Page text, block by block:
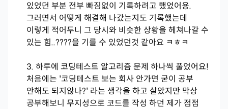
있었던 부분 전부 빠짐없이 기록하려고 했었어용.
그러면서 어떻게 해결해 나갔는지도 기록했는데
이렇게 적어두니 그 당시와 비슷한 상황을 헤쳐나갈 수
있는 힘..????을 기를 수 있었던것 같아요 ㅋㅎㅋ
3. 하루에 코딩테스트 알고리즘 문제 하나씩 풀었어요!
처음에는 '코딩테스트 보는 회사 안가면 굳이 공부
안해도 되지않나?' 라는 생각을 하고 살았지만 막상
공부해보니 무지성으로 코드를 작성 하던 제가 점점